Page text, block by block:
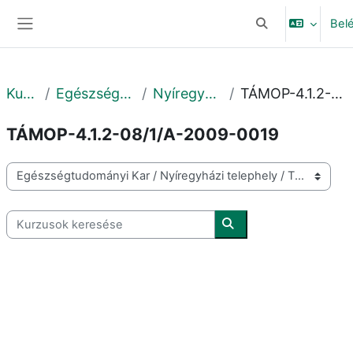
Keresési
Kurzusok Egészségtudományi Kar Nyíregyházi telephely TÁMOP-4.1.2-08/1/A-2009-0019
TÁMOP-4.1.2-08/1/A-2009-0019
Kurzuskategóriák
Kurzusok keresése
Kurzusok keresése